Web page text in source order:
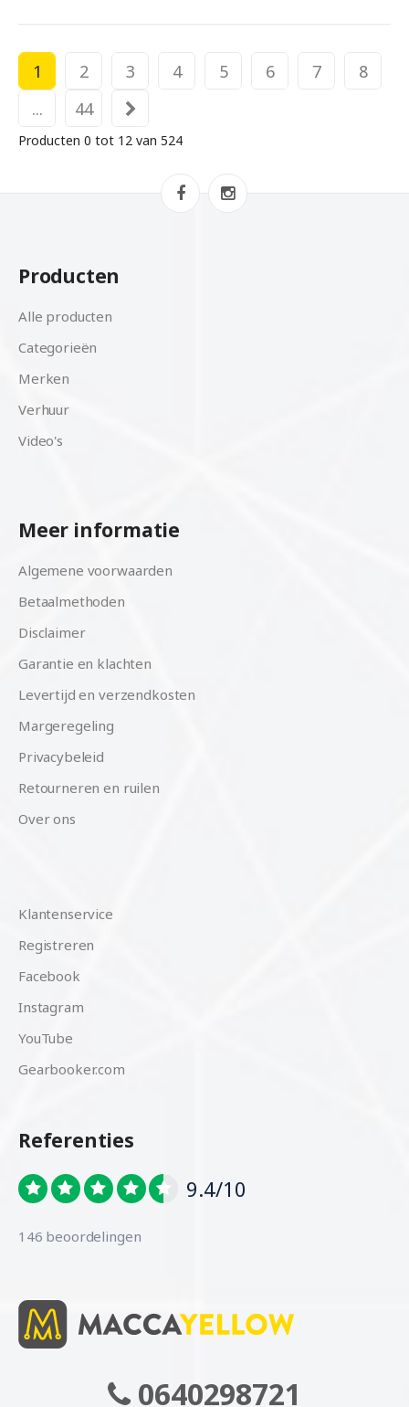
1 2 3 4 5 6 7
8
...
44
Producten 0 tot 12 van 524
Producten
Alle producten
Categorieën
Merken
Verhuur
Video's
Meer informatie
Algemene voorwaarden
Betaalmethoden
Disclaimer
Garantie en klachten
Levertijd en verzendkosten
Margeregeling
Privacybeleid
Retourneren en ruilen
Over ons
Klantenservice
Registreren
Facebook
Instagram
YouTube
Gearbooker.com
Referenties
9.4/10
146 beoordelingen
0640298721